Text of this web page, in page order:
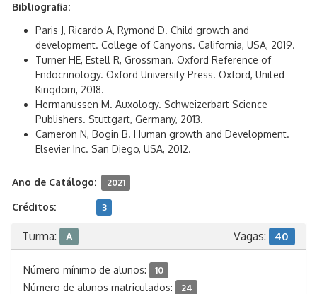
Bibliografia:
Paris J, Ricardo A, Rymond D. Child growth and
development. College of Canyons. California, USA, 2019.
Turner HE, Estell R, Grossman. Oxford Reference of
Endocrinology. Oxford University Press. Oxford, United
Kingdom, 2018.
Hermanussen M. Auxology. Schweizerbart Science
Publishers. Stuttgart, Germany, 2013.
Cameron N, Bogin B. Human growth and Development.
Elsevier Inc. San Diego, USA, 2012.
Ano de Catálogo: 2021
Créditos: 3
Turma: A Vagas: 40
Número mínimo de alunos: 10
Número de alunos matriculados: 24